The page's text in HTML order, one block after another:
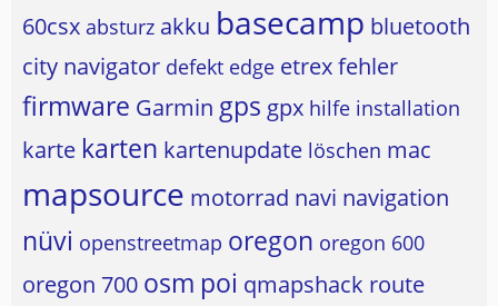
60csx absturz akku basecamp bluetooth
city navigator defekt edge etrexfehler
firmware Garmin gps gpx hilfe installation
karte karten kartenupdate löschen mac
mapsource motorrad navi navigation
nüvi openstreetmap oregon oregon 600
oregon 700 osm poi qmapshack route